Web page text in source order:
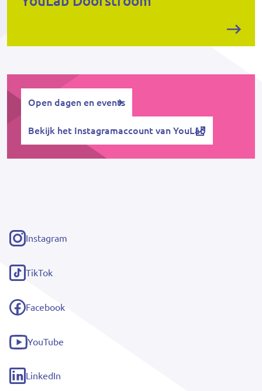
Open dagen en events
Bekijk het Instagramaccount van YouLab
Instagram
(externe
link)
TikTok
(externe
link)
Facebook
(externe
link)
YouTube
(externe
link)
LinkedIn
(externe